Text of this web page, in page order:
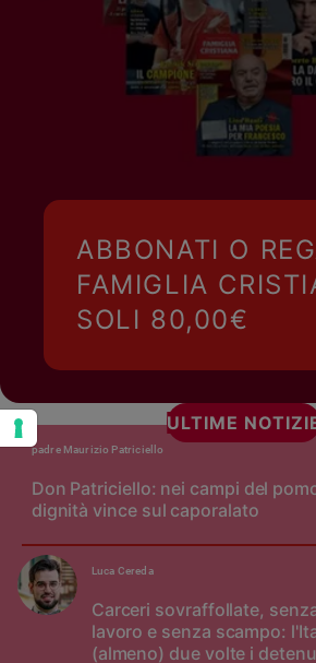
ABBONATI O
FAMIGLIA
SOLI 80,00€
ULTIME
Don Patriciello: nei campi del
dignità vince sul caporalato
padre Maurizio Patriciello
Carceri sovraffollate,
lavoro e senza scampo:
(almeno) due volte i
Luca Cereda